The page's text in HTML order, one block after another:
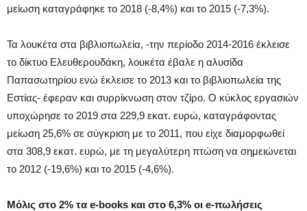
μείωση καταγράφηκε το 2018 (-8,4%) και το 2015 (-7,3%).
Τα λουκέτα στα βιβλιοπωλεία, -την περίοδο 2014-2016 έκλεισε
το δίκτυο Ελευθερουδάκη, λουκέτα έβαλε η αλυσίδα
Παπασωτηρίου ενώ έκλεισε το 2013 και το βιβλιοπωλεία της
Εστίας- έφεραν και συρρίκνωση στον τζίρο. Ο κύκλος εργασιών
υποχώρησε το 2019 στα 229,9 εκατ. ευρώ, καταγράφοντας
μείωση 25,6% σε σύγκριση με το 2011, που είχε διαμορφωθεί
στα 308,9 εκατ. ευρώ, με τη μεγαλύτερη πτώση να σημειώνεται
το 2012 (-19,6%) και το 2015 (-4,6%).
Μόλις στο 2% τα e-books και στο 6,3% οι e-πωλήσεις